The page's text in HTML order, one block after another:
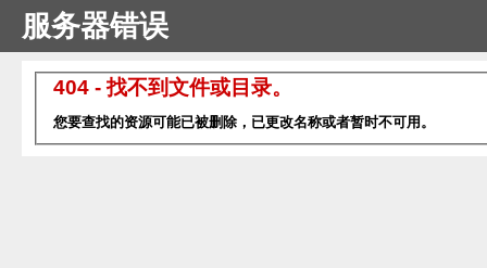
服务器错误
404 - 找不到文件或目录。
您要查找的资源可能已被删除，已更改名称或者暂时不可用。